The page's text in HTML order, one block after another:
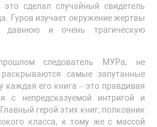
сделал случайный свидетель
Гуров изучает окружение жертвы
давнюю и очень трагическую
следователь МУРа, не
самые запутанные
каждая его книга – это правдивая
с непредсказуемой интригой и
герой этих книг, полковник
класса, к тому же с массой